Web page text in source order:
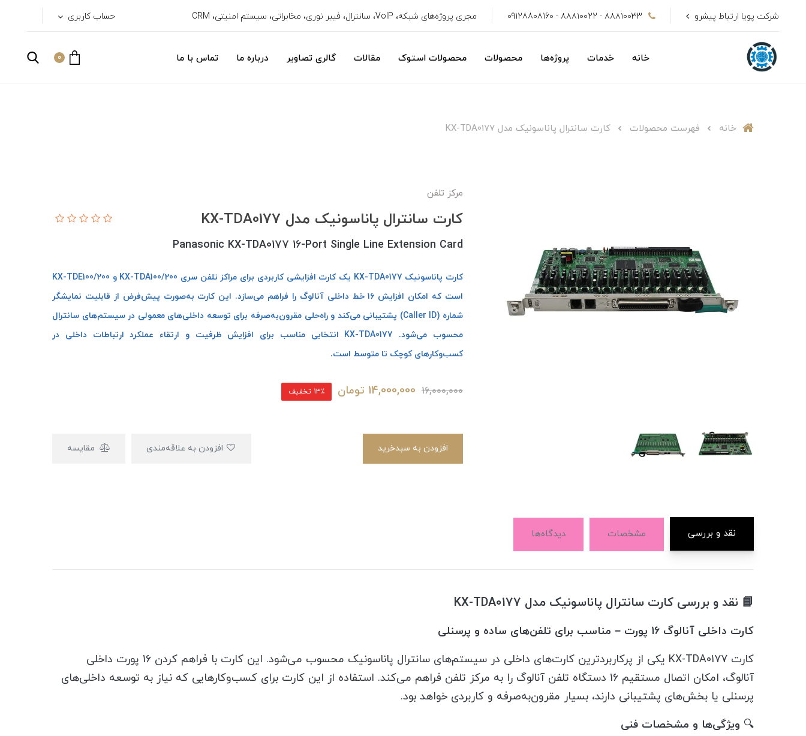
شرکت پویا ارتباط پیشرو ۸۸۸۱۰۰33 - ۸۸۸۱۰۰22 - 09128808160 مجری پروژه‌های شبکه، VoIP، سانترال، فیبر نوری، مخابراتی، سیستم امنیتی، CRM حساب کاربری
خانه خدمات پروژه‌ها محصولات محصولات استوک مقالات گالری تصاویر درباره ما تماس با ما 0
خانه فهرست محصولات کارت سانترال پاناسونیک مدل KX-TDA0177
مرکز تلفن
کارت سانترال پاناسونیک مدل KX-TDA0177
Panasonic KX-TDA0177 16-Port Single Line Extension Card
کارت پاناسونیک KX-TDA0177 یک کارت افزایشی کاربردی برای مراکز تلفن سری KX-TDA100/200 و KX-TDE100/200
است که امکان افزایش ۱۶ خط داخلی آنالوگ را فراهم می‌سازد. این کارت به‌صورت پیش‌فرض از قابلیت نمایشگر
شماره (Caller ID) پشتیبانی می‌کند و راه‌حلی مقرون‌به‌صرفه برای توسعه داخلی‌های معمولی در سیستم‌های سانترال
محسوب می‌شود. KX-TDA0177 انتخابی مناسب برای افزایش ظرفیت و ارتقاء عملکرد ارتباطات داخلی در
کسب‌وکارهای کوچک تا متوسط است.
16,000,000
14,000,000 تومان 13٪ تخفیف
افزودن به سبدخرید مقایسه
نقد و بررسی مشخصات دیدگاه‌ها
📘 نقد و بررسی کارت سانترال پاناسونیک مدل KX-TDA0177
کارت داخلی آنالوگ 16 پورت – مناسب برای تلفن‌های ساده و پرسنلی
کارت KX-TDA0177 یکی از پرکاربردترین کارت‌های داخلی در سیستم‌های سانترال پاناسونیک محسوب می‌شود. این کارت با فراهم کردن 16 پورت داخلی
آنالوگ، امکان اتصال مستقیم 16 دستگاه تلفن آنالوگ را به مرکز تلفن فراهم می‌کند. استفاده از این کارت برای کسب‌وکارهایی که نیاز به توسعه داخلی‌های
پرسنلی یا بخش‌های پشتیبانی دارند، بسیار مقرون‌به‌صرفه و کاربردی خواهد بود.
🔍 ویژگی‌ها و مشخصات فنی